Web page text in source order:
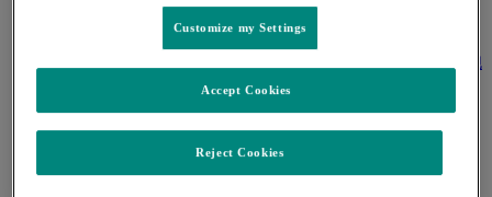
キイトルーダ®（原発性縦隔大細胞型B細胞
リンパ腫（PMBCL））
キイトルーダ®（MSI-High結腸・直腸癌）
キイトルーダ®（TMB-High固形癌）
キャップバックス®
Customize my Settings
Reject Cookies
Accept Cookies